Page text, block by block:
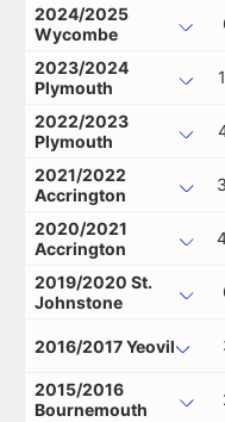
2024/2025
Wycombe
2023/2024
Plymouth
2022/2023
Plymouth
2021/2022
Accrington
2020/2021
Accrington
2019/2020 St.
Johnstone
2016/2017 Yeovil
2015/2016
Bournemouth